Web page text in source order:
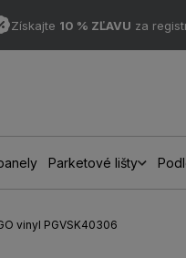
Získajte 10 % ZĽAVU za
Parketové lišty
vinyl PGVSK40306